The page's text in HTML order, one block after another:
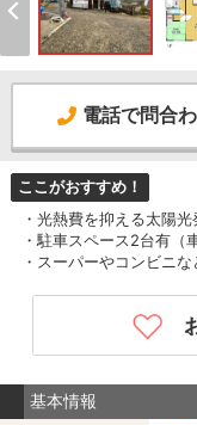
電話で問合
ここがおすすめ！
・光熱費を抑える太陽
・駐車スペース2台有（
・スーパーやコンビニ
基本情報